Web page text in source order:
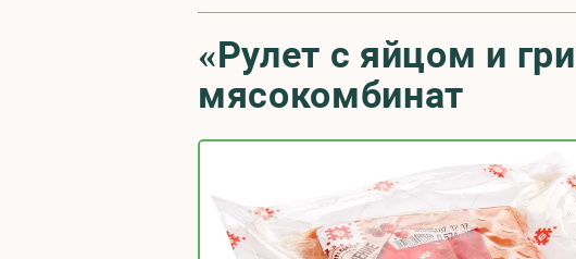
«Рулет с яйцом и
мясокомбинат